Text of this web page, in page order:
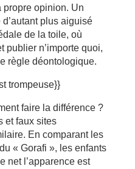
propre opinion. Un
plus aiguisé
de la toile, où
publier n’importe quoi,
règle déontologique.
trompeuse}}
faire la différence ?
et faux sites
En comparant les
« Gorafi », les enfants
net l’apparence est